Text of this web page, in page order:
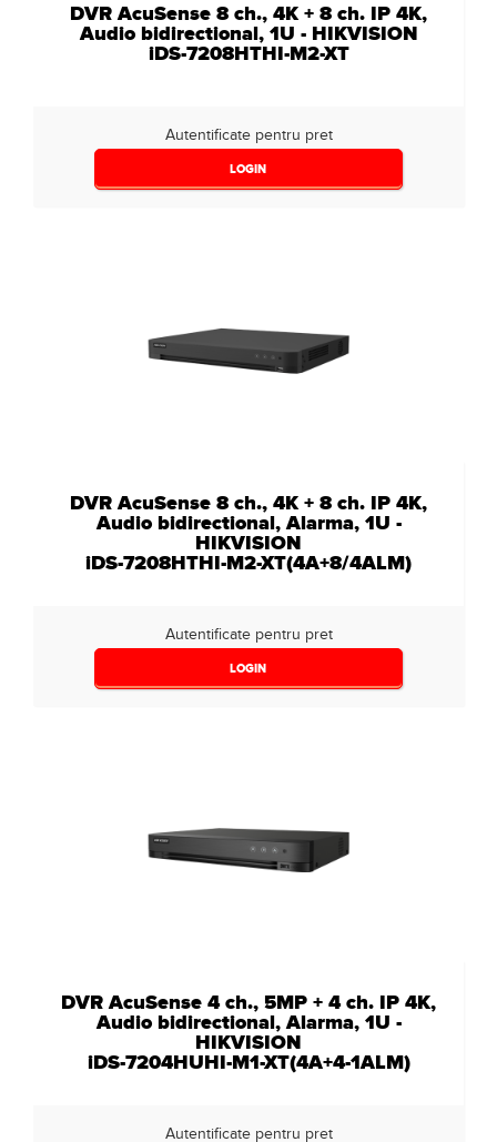
DVR AcuSense 8 ch., 4K + 8 ch. IP 4K,
Audio bidirectional, 1U - HIKVISION
iDS-7208HTHI-M2-XT
Autentificate pentru pret
LOGIN
DVR AcuSense 8 ch., 4K + 8 ch. IP 4K,
Audio bidirectional, Alarma, 1U -
HIKVISION
iDS-7208HTHI-M2-XT(4A+8/4ALM)
Autentificate pentru pret
LOGIN
DVR AcuSense 4 ch., 5MP + 4 ch. IP 4K,
Audio bidirectional, Alarma, 1U -
HIKVISION
iDS-7204HUHI-M1-XT(4A+4-1ALM)
Autentificate pentru pret